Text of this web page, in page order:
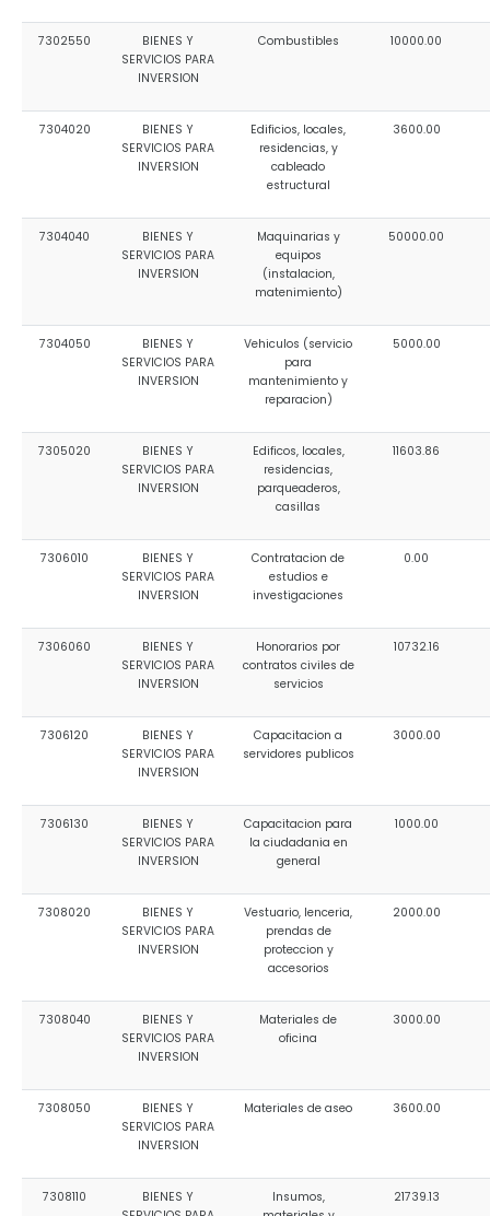
7302550
BIENES Y
SERVICIOS PARA
INVERSION
Combustibles 10000.00
7304020
BIENES Y
SERVICIOS PARA
INVERSION
Edificios, locales,
residencias, y
cableado
estructural
3600.00
7304040
BIENES Y
SERVICIOS PARA
INVERSION
Maquinarias y
equipos
(instalacion,
matenimiento)
50000.00
7304050
BIENES Y
SERVICIOS PARA
INVERSION
Vehiculos (servicio
para
mantenimiento y
reparacion)
5000.00
7305020
BIENES Y
SERVICIOS PARA
INVERSION
Edificos, locales,
residencias,
parqueaderos,
casillas
11603.86
7306010
BIENES Y
SERVICIOS PARA
INVERSION
Contratacion de
estudios e
investigaciones
0.00
7306060
BIENES Y
SERVICIOS PARA
INVERSION
Honorarios por
contratos civiles de
servicios
10732.16
7306120
BIENES Y
SERVICIOS PARA
INVERSION
Capacitacion a
servidores publicos
3000.00
7306130
BIENES Y
SERVICIOS PARA
INVERSION
Capacitacion para
la ciudadania en
general
1000.00
7308020
BIENES Y
SERVICIOS PARA
INVERSION
Vestuario, lenceria,
prendas de
proteccion y
accesorios
2000.00
7308040
BIENES Y
SERVICIOS PARA
INVERSION
Materiales de
oficina
3000.00
7308050
BIENES Y
SERVICIOS PARA
INVERSION
Materiales de aseo 3600.00
7308110
BIENES Y
Insumos,
21739.13